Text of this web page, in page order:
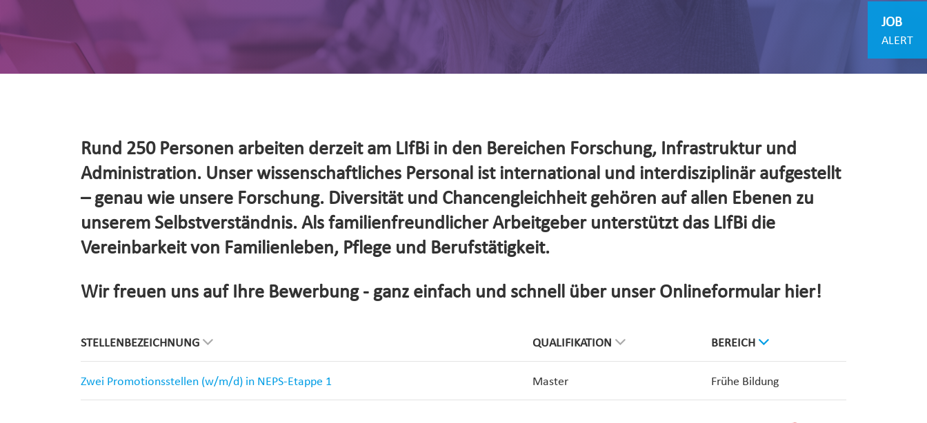
Rund 250 Personen arbeiten derzeit am LIfBi in den Bereichen Forschung, Infrastruktur und
Administration. Unser wissenschaftliches Personal ist international und interdisziplinär aufgestellt
– genau wie unsere Forschung. Diversität und Chancengleichheit gehören auf allen Ebenen zu
unserem Selbstverständnis. Als familienfreundlicher Arbeitgeber unterstützt das LIfBi die
Vereinbarkeit von Familienleben, Pflege und Berufstätigkeit.
Wir freuen uns auf Ihre Bewerbung - ganz einfach und schnell über unser Onlineformular hier!
STELLENBEZEICHNUNG QUALIFIKATION BEREICH
Zwei Promotionsstellen (w/m/d) in NEPS-Etappe 1 Master Frühe Bildung
JOB
ALERT